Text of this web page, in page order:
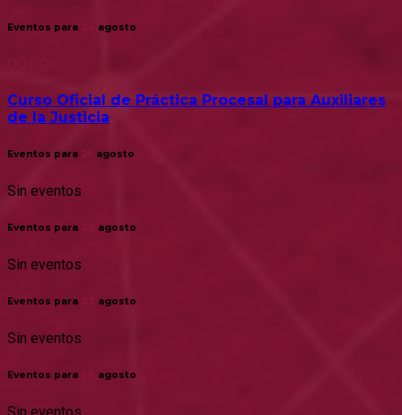
Eventos para agosto
Curso Oficial de Práctica Procesal para Auxiliares
de la Justicia
Eventos para 25 agosto
Sin eventos
Eventos para agosto
Sin eventos
Eventos para agosto
Sin eventos
Eventos para agosto
Sin eventos